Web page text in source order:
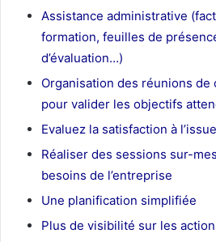
Assistance administrative
formation, feuilles de
d’évaluation…)
Organisation des réunions de
pour valider les objectifs
Evaluez la satisfaction à
Réaliser des sessions sur-
besoins de l’entreprise
Une planification simplifiée
Plus de visibilité sur les